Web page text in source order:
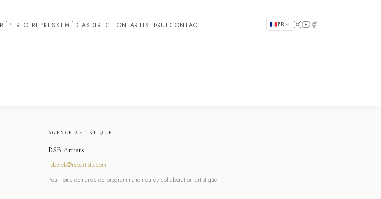
RÉPERTOIRE PRESSEMÉDIAS DIRECTION ARTISTIQUECONTACT FR
AGENCE ARTISTIQUE
RSB Artists
rsbweb@rsbartists.com
Pour toute demande de programmation ou de collaboration artistique.